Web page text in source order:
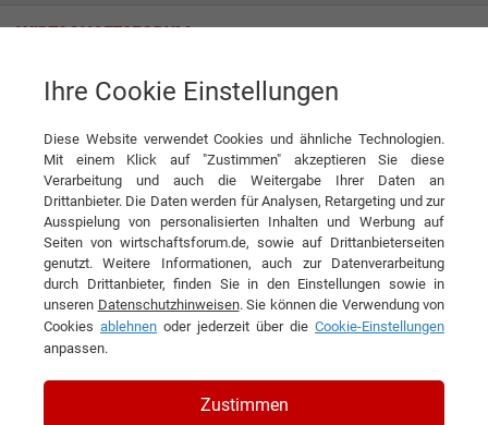
gevekom GmbH
und GATES wachsen zusammen
News gevekom GmbH
DIESEN ARTIKEL EMPFEHLEN
Neue Power für den
Kundenservice in der
Energiewirtschaft: gevekom und
GATES wachsen zusammen
Ihre Cookie Einstellungen
Diese Website verwendet Cookies und ähnliche Technologien.
Mit einem Klick auf "Zustimmen" akzeptieren Sie diese
Verarbeitung und auch die Weitergabe Ihrer Daten an
Drittanbieter. Die Daten werden für Analysen, Retargeting und zur
Ausspielung von personalisierten Inhalten und Werbung auf
Seiten von wirtschaftsforum.de, sowie auf Drittanbieterseiten
genutzt. Weitere Informationen, auch zur Datenverarbeitung
durch Drittanbieter, finden Sie in den Einstellungen sowie in
unseren Datenschutzhinweisen. Sie können die Verwendung von
Cookies ablehnen oder jederzeit über die Cookie-Einstellungen
anpassen.
Zustimmen